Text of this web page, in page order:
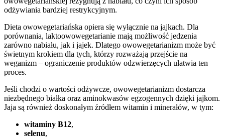
odżywiania bardziej restrykcyjnym.
Dieta owowegetariańska opiera się wyłącznie na jajkach. Dla
porównania, laktoowowegetarianie mają możliwość jedzenia
zarówno nabiału, jak i jajek. Dlatego owowegetarianizm może być
świetnym krokiem dla tych, którzy rozważają przejście na
weganizm – ograniczenie produktów odzwierzęcych ułatwia ten
proces.
Jeśli chodzi o wartości odżywcze, owowegetarianizm dostarcza
niezbędnego białka oraz aminokwasów egzogennych dzięki jajkom.
Jaja są również doskonałym źródłem witamin i minerałów, w tym:
witaminy B12,
selenu,